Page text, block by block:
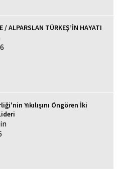
/ ALPARSLAN TÜRKEŞ’İN HAYATI
Yıkılışını Öngören İki